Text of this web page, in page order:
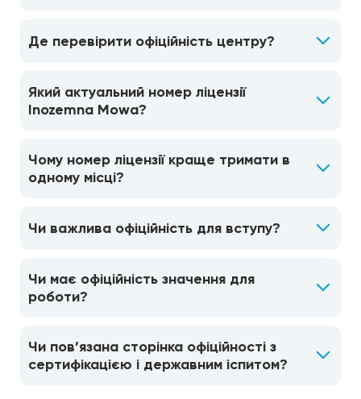
Де перевірити офіційність центру?
Який актуальний номер ліцензії
Inozemna Mowa?
Чому номер ліцензії краще тримати в
одному місці?
Чи важлива офіційність для вступу?
Чи має офіційність значення для
роботи?
Чи пов’язана сторінка офіційності з
сертифікацією і державним іспитом?